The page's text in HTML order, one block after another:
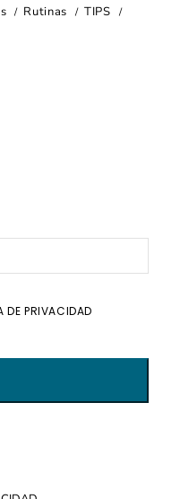
Rutinas
TIPS
DE PRIVACIDAD